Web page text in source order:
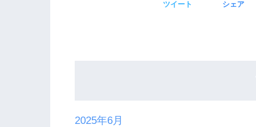
ツイート シェア
2025年6月